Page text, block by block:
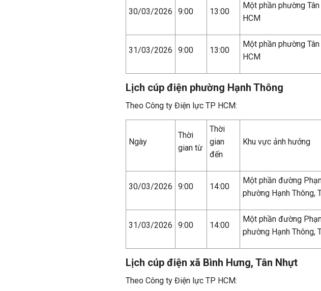
30/03/2026 9:00 13:00
Một phần phường
HCM
31/03/2026 9:00 13:00
Một phần phường
HCM
Lịch cúp điện phường Hạnh Thông
Theo Công ty Điện lực TP HCM:
Ngày
Thời
gian từ
Thời
gian
đến
Khu vực ảnh hưởng
30/03/2026 9:00 14:00
Một phần đường
phường Hạnh Thông,
31/03/2026 9:00 14:00
Một phần đường
phường Hạnh Thông,
Lịch cúp điện xã Bình Hưng, Tân Nhựt
Theo Công ty Điện lực TP HCM: